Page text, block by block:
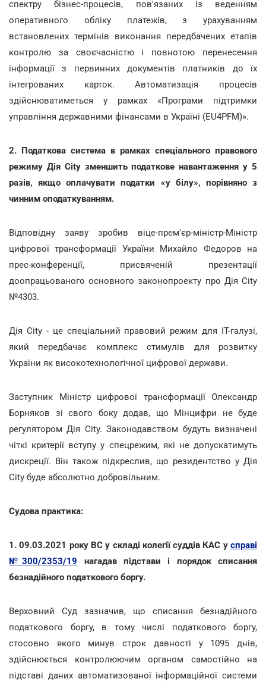
спектру бізнес-процесів, пов'язаних із веденням
оперативного обліку платежів, з урахуванням
встановлених термінів виконання передбачених етапів
контролю за своєчасністю і повнотою перенесення
інформації з первинних документів платників до їх
інтегрованих карток. Автоматизація процесів
здійснюватиметься у рамках «Програми підтримки
управління державними фінансами в Україні (EU4PFM)».
2. Податкова система в рамках спеціального правового
режиму Дія City зменшить податкове навантаження у 5
разів, якщо оплачувати податки «у білу», порівняно з
чинним оподаткуванням.
Відповідну заяву зробив віце-прем'єр-міністр-Міністр
цифрової трансформації України Михайло Федоров на
прес-конференції, присвяченій презентації
доопрацьованого основного законопроекту про Дія City
№4303.
Дія City - це спеціальний правовий режим для ІТ-галузі,
який передбачає комплекс стимулів для розвитку
України як високотехнологічної цифрової держави.
Заступник Міністр цифрової трансформації Олександр
Борняков зі свого боку додав, що Мінцифри не буде
регулятором Дія City. Законодавством будуть визначені
чіткі критерії вступу у спецрежим, які не допускатимуть
дискреції. Він також підкреслив, що резидентство у Дія
City буде абсолютно добровільним.
Судова практика:
1. 09.03.2021 року ВС у складі колегії суддів КАС у справі
№300/2353/19 нагадав підстави і порядок списання
безнадійного податкового боргу.
Верховний Суд зазначив, що списання безнадійного
податкового боргу, в тому числі податкового боргу,
стосовно якого минув строк давності у 1095 днів,
здійснюється контролюючим органом самостійно на
підставі даних автоматизованої інформаційної системи